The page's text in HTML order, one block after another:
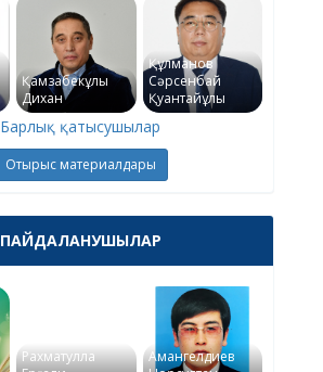
Қамзабекұлы
Дихан
Құлманов
Сәрсенбай
Қуантайұлы
Барлық қатысушылар
Отырыс материалдары
ПАЙДАЛАНУШЫЛАР
Рахматулла
Амангелдиев